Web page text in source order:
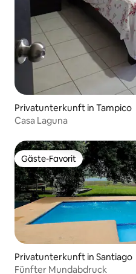
Privatunterkunft in Tampico
Casa Laguna
Gäste-Favorit
Gäste-Favorit
Privatunterkunft in Santiago
Fünfter Mundabdruck